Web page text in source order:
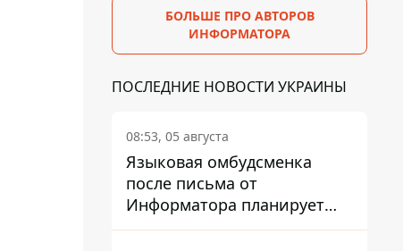
БОЛЬШЕ ПРО АВТОРОВ
ИНФОРМАТОРА
ПОСЛЕДНИЕ НОВОСТИ УКРАИНЫ
08:53, 05 августа
Языковая омбудсменка
после письма от
Информатора планирует
наказать компанию-